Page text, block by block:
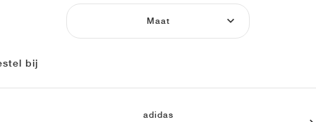
Maat
bij
adidas